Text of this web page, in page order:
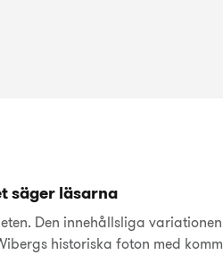
säger läsarna
Den innehållsliga
historiska foton med